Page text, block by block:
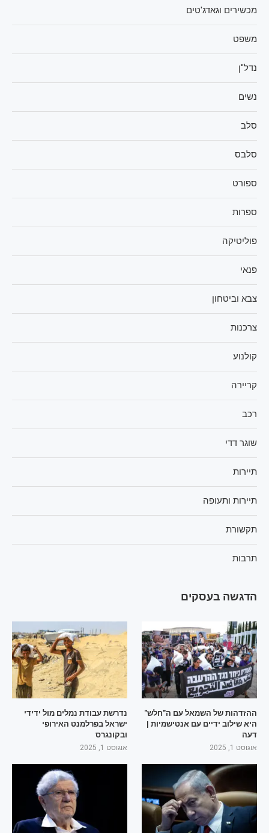
מכשירים וגאדג'טים
משפט
נדל"ן
נשים
סלב
סלבס
ספורט
ספרות
פוליטיקה
פנאי
צבא וביטחון
צרכנות
קולנוע
קריירה
רכב
שוגר דדי
תיירות
תיירות ותעופה
תקשורת
תרבות
הדגשה בעסקים
ההזדהות של השמאל עם ה"חלש"
היא שילוב ידיים עם אנטישמיות |
דעה
אוגוסט 1, 2025
נדרשת עבודת נמלים מול ידידי
ישראל בפרלמנט האירופי
ובקונגרס
אוגוסט 1, 2025